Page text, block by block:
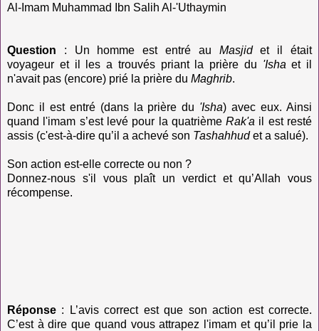
Al-Imam Muhammad Ibn Salih Al-'Uthaymin
Question : Un homme est entré au Masjidet il était
voyageur et il les a trouvés priant la prière du 'Isha et il
n'avait pas (encore) prié la prière du Maghrib.
Donc il est entré (dans la prière du 'Isha) avec eux. Ainsi
quand l'imam s’est levé pour la quatrièmeRak'a il est resté
assis (c'est-à-dire qu’il a achevé son Tashahhudet a salué).
Son action est-elle correcte ou non ?
Donnez-nous s'il vous plaît un verdict et qu’Allah vous
récompense.
Réponse : L’avis correct est que son action est correcte.
C’est à dire que quand vous attrapez l'imam et qu’il prie la